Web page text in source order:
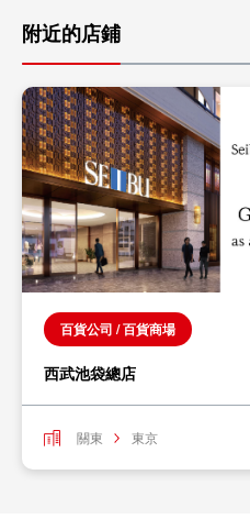
附近的店鋪
百貨公司 / 百貨商場
西武池袋總店
關東 東京